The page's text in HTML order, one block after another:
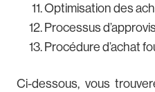
Optimisation des
Processus
Procédure d’achat
Ci-dessous, vous